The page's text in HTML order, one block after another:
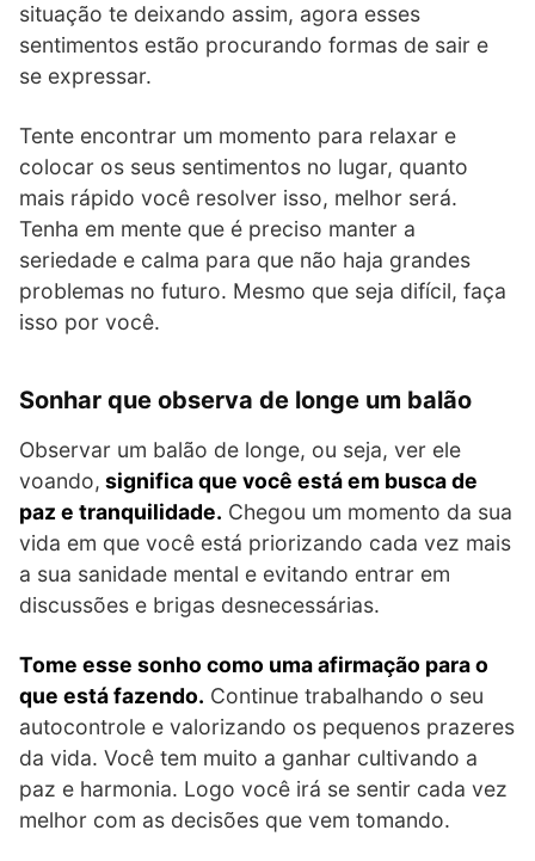
situação te deixando assim, agora esses
sentimentos estão procurando formas de sair e
se expressar.
Tente encontrar um momento para relaxar e
colocar os seus sentimentos no lugar, quanto
mais rápido você resolver isso, melhor será.
Tenha em mente que é preciso manter a
seriedade e calma para que não haja grandes
problemas no futuro. Mesmo que seja difícil, faça
isso por você.
Sonhar que observa de longe um balão
Observar um balão de longe, ou seja, ver ele
voando, significa que você está em busca de
paz e tranquilidade. Chegou um momento da sua
vida em que você está priorizando cada vez mais
a sua sanidade mental e evitando entrar em
discussões e brigas desnecessárias.
Tome esse sonho como uma afirmação para o
que está fazendo. Continue trabalhando o seu
autocontrole e valorizando os pequenos prazeres
da vida. Você tem muito a ganhar cultivando a
paz e harmonia. Logo você irá se sentir cada vez
melhor com as decisões que vem tomando.